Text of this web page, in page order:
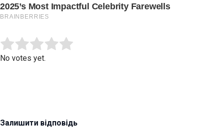
Rate this item:
No votes yet.
Залишити відповідь